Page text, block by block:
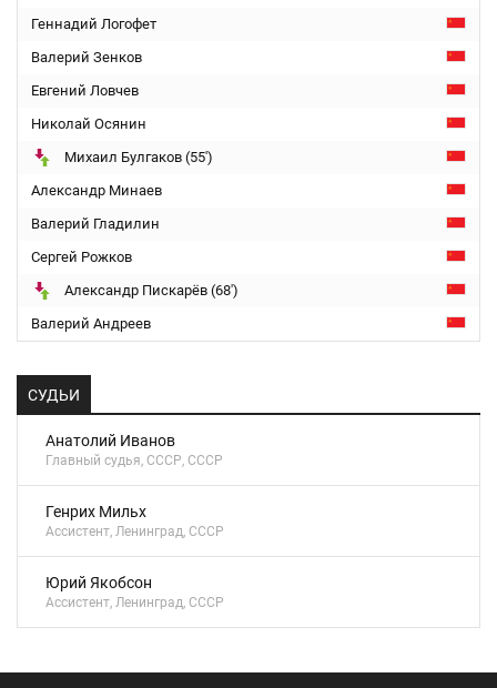
Геннадий Логофет
Валерий Зенков
Евгений Ловчев
Николай Осянин
Михаил Булгаков (55')
Александр Минаев
Валерий Гладилин
Сергей Рожков
Александр Пискарёв (68')
Валерий Андреев
СУДЬИ
Анатолий Иванов
Главный судья, СССР, СССР
Генрих Мильх
Ассистент, Ленинград, СССР
Юрий Якобсон
Ассистент, Ленинград, СССР